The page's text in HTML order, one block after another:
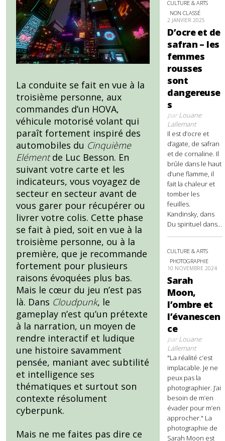
La conduite se fait en vue à la
troisième personne, aux
commandes d’un HOVA,
véhicule motorisé volant qui
paraît fortement inspiré des
automobiles du Cinquième
Elémentde Luc Besson. En
suivant votre carte et les
indicateurs, vous voyagez de
secteur en secteur avant de
vous garer pour récupérer ou
livrer votre colis. Cette phase
se fait à pied, soit en vue à la
troisième personne, ou à la
première, que je recommande
fortement pour plusieurs
raisons évoquées plus bas.
Mais le cœur du jeu n’est pas
là. Dans Cloudpunk, le
gameplay n’est qu’un prétexte
à la narration, un moyen de
rendre interactif et ludique
une histoire savamment
pensée, maniant avec subtilité
et intelligence ses
thématiques et surtout son
contexte résolument
cyberpunk.
Mais ne me faites pas dire ce
CULTURE & ARTS
NON CLASSÉ
2 JANVIER 2025
D’ocre et de
safran – les
femmes
rousses
sont
dangereuse
s
parLouane
Lallemant
Il est d’ocre et
d’agate, de safran
et de cornaline. Il
brûle dans le haut
d’une flamme, il
fait la chaleur et
tomber les
feuilles.
Kandinsky, dans
Du spirituel dans...
CULTURE & ARTS
PHOTOGRAPHIE
10 NOVEMBRE 2024
Sarah
Moon,
l’ombre et
l’évanescen
ce
parLouane
Lallemant
"La réalité c’est
implacable. Je ne
peux pas la
photographier. J’ai
besoin de m’en
évader pour m’en
approcher." La
photographie de
Sarah Moon est